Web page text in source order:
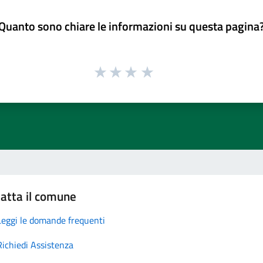
sono chiare le informazioni su questa
il comune
le domande frequenti
Assistenza